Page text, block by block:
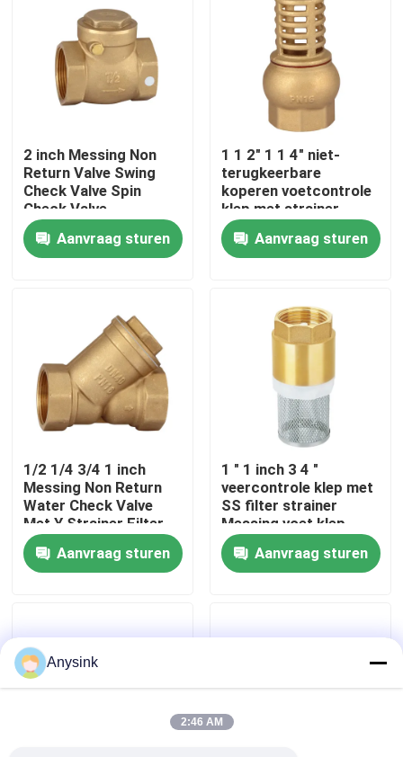
Thuis
Videos
Over ons
Fabrieksreis
Kwaliteitscontrole
Contacteer ons
Vraag een offerte aan
Bibcockklep
2 inch Messing Non
Return Valve Swing
Check Valve Spin
Check Valve
Aanvraag sturen
1 1 2" 1 1 4" niet-
terugkeerbare
koperen voetcontrole
klep met strainer
roestvrijstalen filter
Aanvraag sturen
1/2 1/4 3/4 1 inch
Messing Non Return
Water Check Valve
Met Y Strainer Filter
Aanvraag sturen
1 " 1 inch 3 4 "
veercontrole klep met
SS filter strainer
Messing voet klep
Aanvraag sturen
Anysink
2:46 AM